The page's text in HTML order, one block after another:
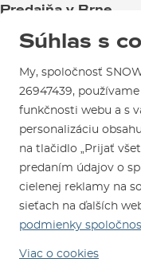
Výmena a vrátenie tovaru
Reklamácie
SNOWBOARD ZEZULA
Ako si vybrať vybavenie
Predajňa v Brne
Otváracia doba
Mapa a ako k nám
Parkovanie
Požičovňa
Servis a opravy
Naši spokojní zákazníci nám
CertifikátOverené
Súhlas s
My, spoločnosť
26947439,
funkčnosti webu a s
personalizáciu
na tlačidlo „Prijať
predaním údajov o
cielenej reklamy na
sieťach na ďalších
podmienky
Viac o cookies